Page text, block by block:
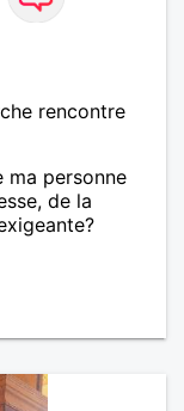
rencontre
ma personne
de la